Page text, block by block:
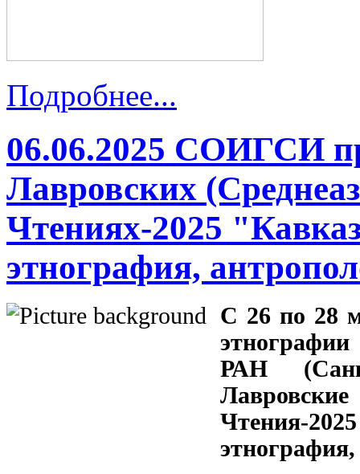
Подробнее...
06.06.2025 СОИГСИ
Лавровских
Чтениях-2025
этнография,
С 26 по 28
РАН
Чтения-